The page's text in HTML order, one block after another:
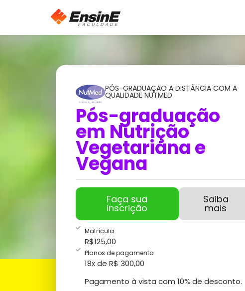
PÓS-GRADUAÇÃO A DISTÂNCIA COM A
QUALIDADE NUTMED
Pós-graduação
em Nutrição
Vegetariana e
Vegana
Faça sua
inscrição
Saiba
mais
Matrícula
R$125,00
Planos de pagamento
18x de R$ 300,00
Pagamento à vista com 10% de desconto.